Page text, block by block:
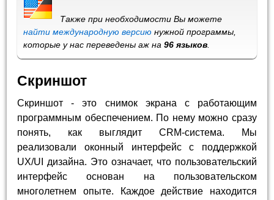
Также при необходимости Вы можете
найти международную версию нужной программы,
которые у нас переведены аж на96 языков
Скриншот
Скриншот - это снимок экрана с работающим
программным обеспечением. По нему можно сразу
понять, как выглядит CRM-система. Мы
реализовали оконный интерфейс с поддержкой
UX/UI дизайна. Это означает, что пользовательский
интерфейс основан на пользовательском
многолетнем опыте. Каждое действие находится